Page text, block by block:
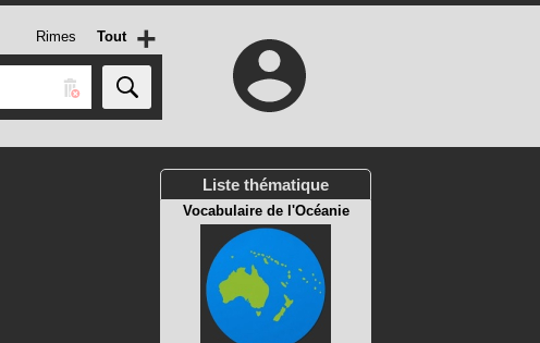
Rimes Tout +
Liste thématique
Vocabulaire de l'Océanie